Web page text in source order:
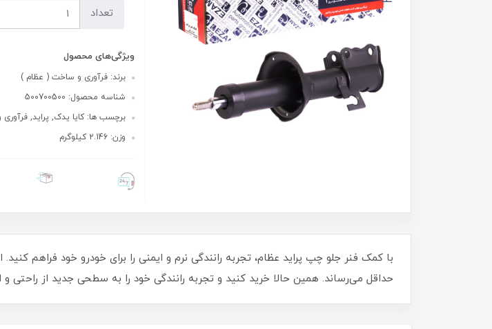
تعداد
ویژگی‌های محصول
برند: فرآوری و ساخت ( عظام )
شناسه محصول: 500700500
برچسب ها: کایا یدک, پراید,
وزن: 2.146 کیلوگرم
با کمک فنر جلو چپ پراید عظام، تجربه رانندگی نرم و ایمنی را برای خودرو خود فراهم
حداقل می‌رساند. همین حالا خرید کنید و تجربه رانندگی خود را به سطحی جدید از راحتی و